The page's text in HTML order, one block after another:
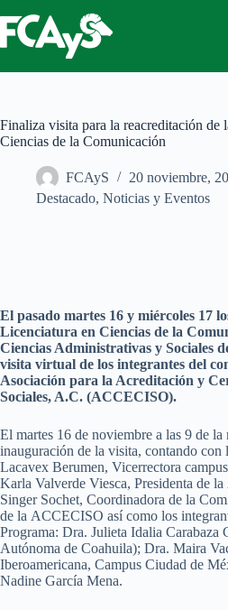
al
contenido
Finaliza visita para la reacreditación de
Ciencias de la Comunicación
FCAyS
20 noviembre,
Destacado, Noticias y Eventos
El pasado martes 16 y miércoles 17
Licenciatura en Ciencias de la
Ciencias Administrativas y Sociales
visita virtual de los integrantes del
Asociación para la Acreditación y
Sociales, A.C. (ACCECISO).
El martes 16 de noviembre a las 9 de la
inauguración de la visita, contando
Lacavex Berumen, Vicerrectora
Karla Valverde Viesca, Presidenta de
Singer Sochet, Coordinadora de la
de la ACCECISO así como los
Programa: Dra. Julieta Idalia Carabaza
Autónoma de Coahuila); Dra. Maira
Iberoamericana, Campus Ciudad de
Nadine García Mena.